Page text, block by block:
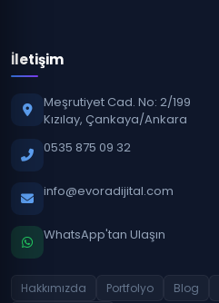
İletişim
Meşrutiyet Cad. No: 2/199
Kızılay, Çankaya/Ankara
0535 875 09 32
info@evoradijital.com
WhatsApp'tan Ulaşın
Hakkımızda Portfolyo Blog